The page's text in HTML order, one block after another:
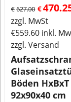
€627.00 €
zzgl. MwSt
€559.60 inkl.
zzgl. Versand
Böden HxBxT
92x90x40 cm